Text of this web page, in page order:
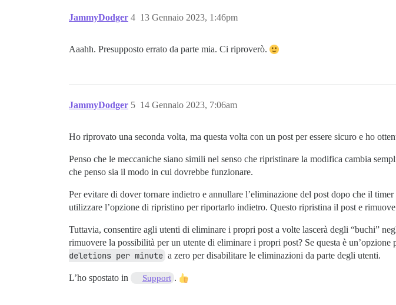
JammyDodger 13 Gennaio 2023, 1:46pm
4
Aaahh. Presupposto errato da parte mia. Ci riproverò.
JammyDodger 14 Gennaio 2023, 7:06am
5
Ho riprovato una seconda volta, ma questa volta con un post per essere sicuro e ho
Penso che le meccaniche siano simili nel senso che ripristinare la modifica cambia
che penso sia il modo in cui dovrebbe funzionare.
Per evitare di dover tornare indietro e annullare l’eliminazione del post dopo che il
utilizzare l’opzione di ripristino per riportarlo indietro. Questo ripristina il post e
Tuttavia, consentire agli utenti di eliminare i propri post a volte lascerà degli “buchi”
rimuovere la possibilità per un utente di eliminare i propri post? Se questa è
deletions per minute a zero per disabilitare le eliminazioni da parte degli utenti.
L’ho spostato in Support .